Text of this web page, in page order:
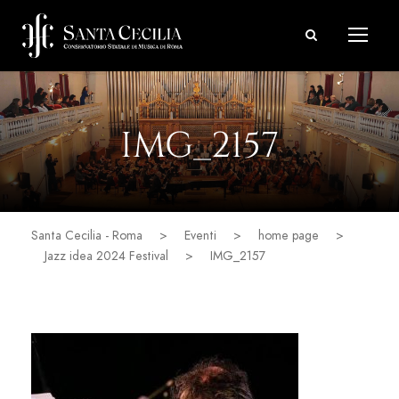
IMG_2157
Santa Cecilia - Roma > Eventi > home page
>
Jazz idea 2024 Festival
> IMG_2157